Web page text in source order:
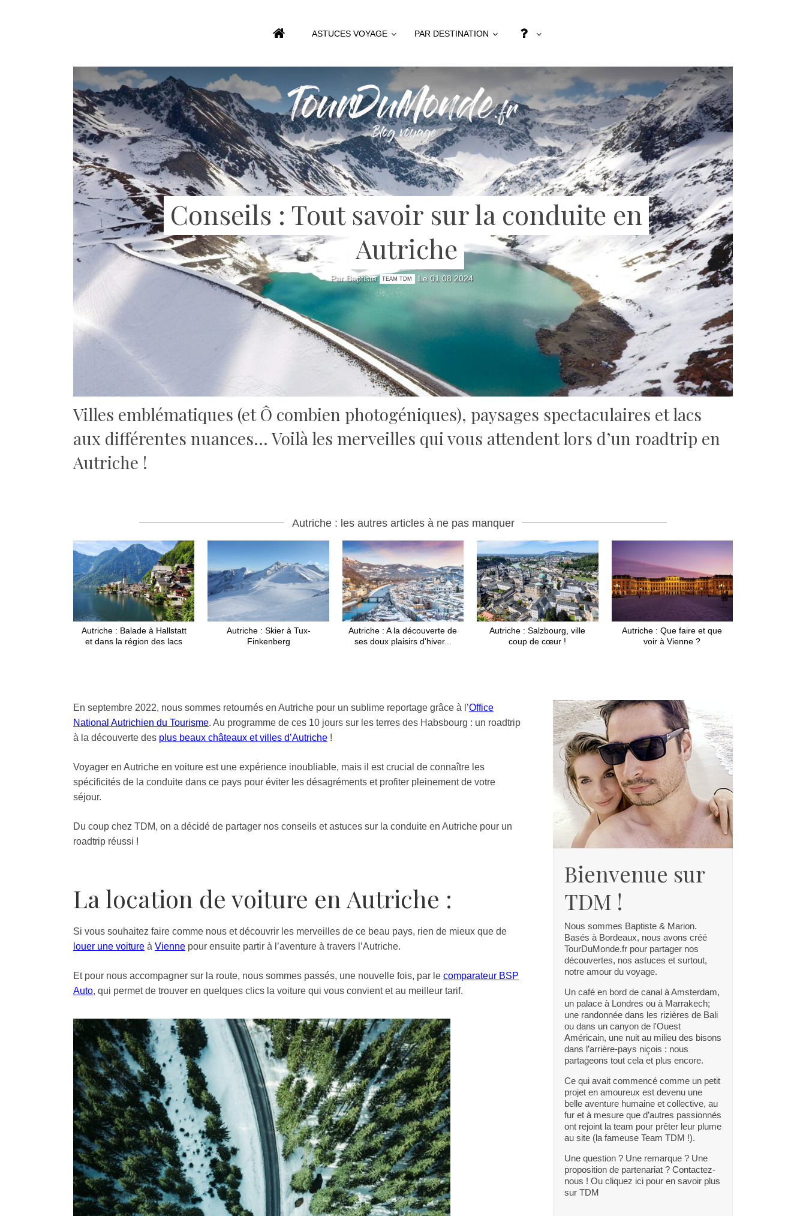
ASTUCES VOYAGE PAR DESTINATION
Conseils : Tout savoir sur la conduite en
Autriche
Par Baptiste TEAM TDM Le 01 08 2024
Villes emblématiques (et Ô combien photogéniques), paysages spectaculaires et lacs
aux différentes nuances… Voilà les merveilles qui vous attendent lors d’un roadtrip en
Autriche !
Autriche : les autres articles à ne pas manquer
Autriche : Balade à Hallstatt
et dans la région des lacs
Autriche : Skier à Tux-
Finkenberg
Autriche : A la découverte de
ses doux plaisirs d'hiver...
Autriche : Salzbourg, ville
coup de cœur !
Autriche : Que faire et que
voir à Vienne ?
En septembre 2022, nous sommes retournés en Autriche pour un sublime reportage grâce à l’Office
National Autrichien du Tourisme. Au programme de ces 10 jours sur les terres des Habsbourg : un roadtrip
à la découverte des plus beaux châteaux et villes d’Autriche !
Voyager en Autriche en voiture est une expérience inoubliable, mais il est crucial de connaître les
spécificités de la conduite dans ce pays pour éviter les désagréments et profiter pleinement de votre
séjour.
Du coup chez TDM, on a décidé de partager nos conseils et astuces sur la conduite en Autriche pour un
roadtrip réussi !
La location de voiture en Autriche :
Si vous souhaitez faire comme nous et découvrir les merveilles de ce beau pays, rien de mieux que de
louer une voiture à Vienne pour ensuite partir à l’aventure à travers l’Autriche.
Et pour nous accompagner sur la route, nous sommes passés, une nouvelle fois, par le comparateur BSP
Auto, qui permet de trouver en quelques clics la voiture qui vous convient et au meilleur tarif.
Bienvenue sur
TDM !
Nous sommes Baptiste & Marion.
Basés à Bordeaux, nous avons créé
TourDuMonde.fr pour partager nos
découvertes, nos astuces et surtout,
notre amour du voyage.
Un café en bord de canal à Amsterdam,
un palace à Londres ou à Marrakech;
une randonnée dans les rizières de Bali
ou dans un canyon de l'Ouest
Américain, une nuit au milieu des bisons
dans l’arrière-pays niçois : nous
partageons tout cela et plus encore.
Ce qui avait commencé comme un petit
projet en amoureux est devenu une
belle aventure humaine et collective, au
fur et à mesure que d’autres passionnés
ont rejoint la team pour prêter leur plume
au site (la fameuse Team TDM !).
Une question ? Une remarque ? Une
proposition de partenariat ? Contactez-
nous ! Ou cliquez ici pour en savoir plus
sur TDM